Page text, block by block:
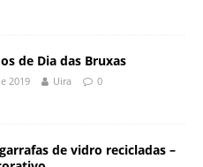
de Dia das Bruxas
2019 Uira 0
de vidro recicladas –